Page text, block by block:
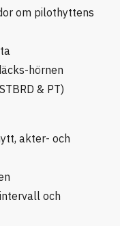
om pilothyttens
hörnen
& PT)
akter- och
och